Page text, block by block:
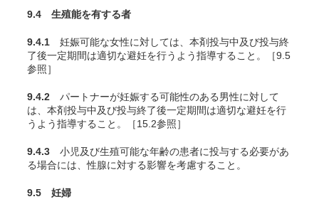
9.4 生殖能を有する者
9.4.1 妊娠可能な女性に対しては、本剤投与中及び投与終
了後一定期間は適切な避妊を行うよう指導すること。［9.5
参照］
9.4.2 パートナーが妊娠する可能性のある男性に対して
は、本剤投与中及び投与終了後一定期間は適切な避妊を行
うよう指導すること。［15.2参照］
9.4.3 小児及び生殖可能な年齢の患者に投与する必要があ
る場合には、性腺に対する影響を考慮すること。
9.5 妊婦